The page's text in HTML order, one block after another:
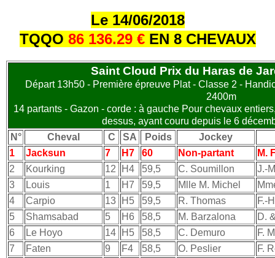
Le 14/06/2018
TQQO 86 136.29 € EN 8 CHEVAUX
Saint Cloud Prix du Haras de
Départ 13h50 - Première épreuve Plat - Classe 2 -
2400m
14 partants - Gazon - corde : à gauche Pour chevaux
dessus, ayant couru depuis le 6
N°
Cheval C SA Poids
Jockey
1
Jacksun 7 H7 60 Non-partant
M.
2
Kourking 12 H4 59,5 C. Soumillon
J.-
3
Louis 1 H7 59,5 Mlle M. Michel
4
Carpio 13 H5 59,5 R. Thomas
F.-
5
Shamsabad 5 H6 58,5 M. Barzalona
D.
6
Le Hoyo 14 H5 58,5 C. Demuro
F.
7
Faten 9 F4 58,5 O. Peslier
F.